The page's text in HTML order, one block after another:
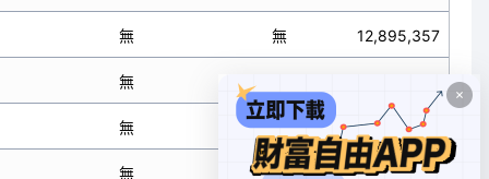
無 無 12,895,357
無
無 無 -13,135,157
無 無 -145,516